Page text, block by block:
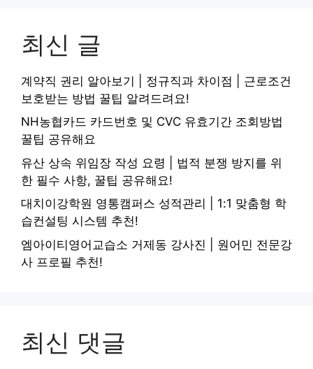
최신 글
계약직 권리 알아보기 | 정규직과 차이점 | 근로조건
보호받는 방법 꿀팁 알려드려요!
NH농협카드 카드번호 및 CVC 유효기간 조회방법
꿀팁 공유해요
유산 상속 위임장 작성 요령 | 법적 분쟁 방지를 위
한 필수 사항, 꿀팁 공유해요!
대치이강학원 영통캠퍼스 성적관리 | 1:1 맞춤형 학
습컨설팅 시스템 추천!
엠아이티영어교습소 거제동 강사진 | 원어민 전문강
사 프로필 추천!
최신 댓글